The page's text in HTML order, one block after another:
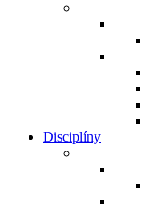
Disciplíny